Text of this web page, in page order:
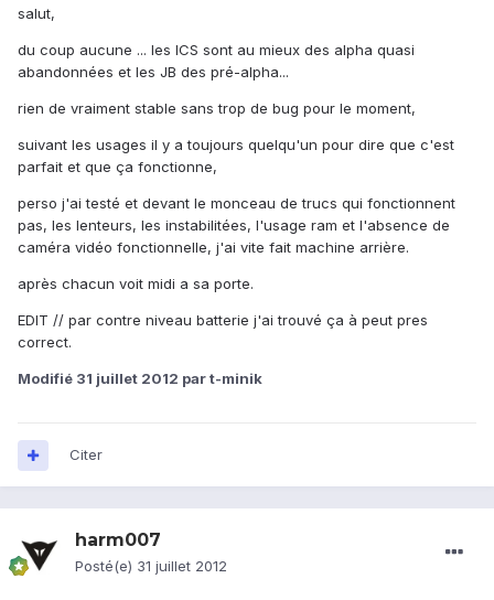
salut,
du coup aucune ... les ICS sont au mieux des alpha quasi
abandonnées et les JB des pré-alpha...
rien de vraiment stable sans trop de bug pour le moment,
suivant les usages il y a toujours quelqu'un pour dire que c'est
parfait et que ça fonctionne,
perso j'ai testé et devant le monceau de trucs qui fonctionnent
pas, les lenteurs, les instabilitées, l'usage ram et l'absence de
caméra vidéo fonctionnelle, j'ai vite fait machine arrière.
après chacun voit midi a sa porte.
EDIT // par contre niveau batterie j'ai trouvé ça à peut pres
correct.
Modifié 31 juillet 2012 par t-minik
Citer
harm007
Posté(e) 31 juillet 2012